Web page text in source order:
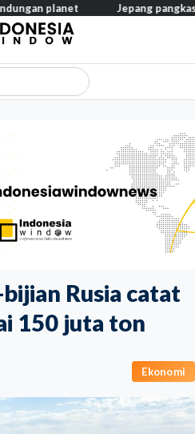
Rusia catat
150 juta ton
Ekonomi
Jepang pangkas pajak